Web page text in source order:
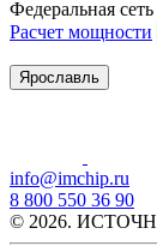
Федеральная
Расчет мощности
Ярославль
info@imchip.ru
8 800 550 36 90
© 2026.